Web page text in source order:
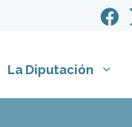
La Diputación